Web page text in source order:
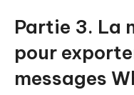
Partie 3. La
pour
messages